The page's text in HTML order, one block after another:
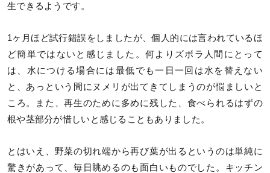
生できるようです。
1ヶ月ほど試行錯誤をしましたが、個人的には言われているほ
ど簡単ではないと感じました。何よりズボラ人間にとって
は、水につける場合には最低でも一日一回は水を替えない
と、あっという間にヌメリが出てきてしまうのが悩ましいと
ころ。また、再生のために多めに残した、食べられるはずの
根や茎部分が惜しいと感じることもありました。
とはいえ、野菜の切れ端から再び葉が出るというのは単純に
驚きがあって、毎日眺めるのも面白いものでした。キッチン